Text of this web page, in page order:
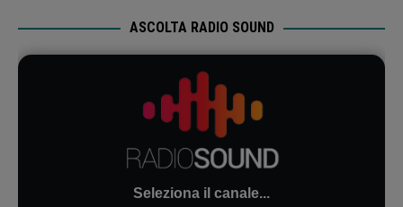
ASCOLTA RADIO SOUND
Seleziona il canale...